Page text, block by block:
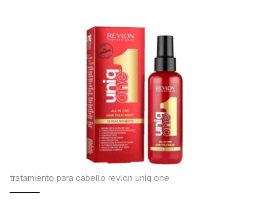
tratamiento para cabello revlon uniq one